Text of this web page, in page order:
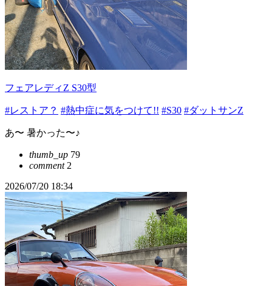
フェアレディZ S30型
#レストア？ #熱中症に気をつけて!! #S30 #ダットサンZ
あ〜 暑かった〜♪
thumb_up 79
comment2
2026/07/20 18:34